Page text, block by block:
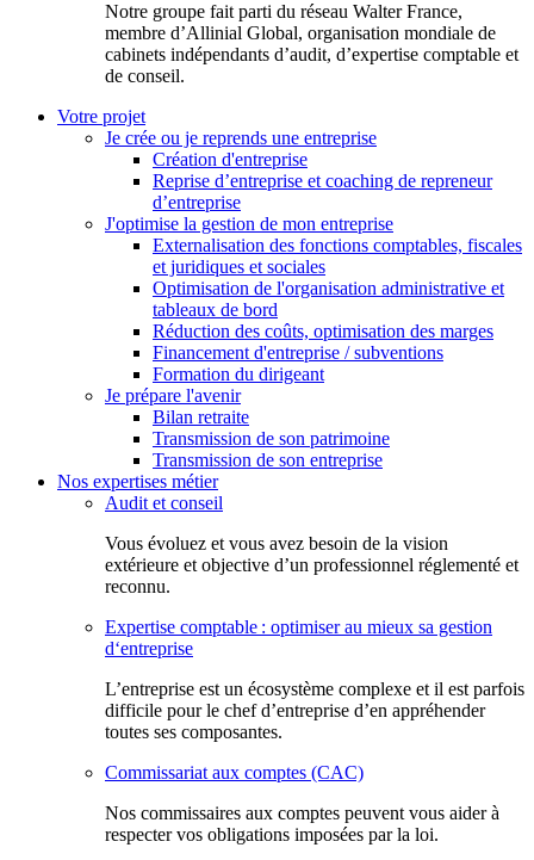
Notr​e groupe fait parti du réseau Walter France,
membre d’Allinial Global, organisation mondiale de
cabinets indépendants d’audit, d’expertise comptable et
de conseil.
Votre projet
Je crée ou je reprends une entreprise
Création d'entreprise
Reprise d’entreprise et coaching de repreneur
d’entreprise
J'optimise la gestion de mon entreprise
Externalisation des fonctions comptables, fiscales
et juridiques et sociales
Optimisation de l'organisation administrative et
tableaux de bord
Réduction des coûts, optimisation des marges
Financement d'entreprise / subventions
Formation du dirigeant
Je prépare l'avenir
Bilan retraite
Transmission de son patrimoine
Transmission de son entreprise
Nos expertises métier
Audit et conseil
Vous évoluez et vous avez besoin de la vision
extérieure et objective d’un professionnel réglementé et
reconnu.
Expertise comptable : optimiser au mieux sa gestion
d‘entreprise
L’entreprise est un écosystème complexe et il est parfois
difficile pour le chef d’entreprise d’en appréhender
toutes ses composantes.
Commissariat aux comptes (CAC)
Nos commissaires aux comptes peuvent vous aider à
respecter vos obligations imposées par la loi.